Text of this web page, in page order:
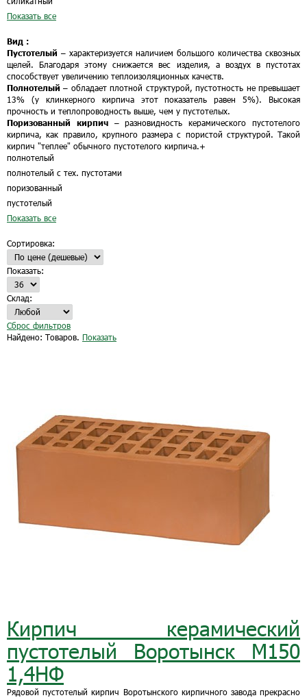
Показать все
Вид :
Пустотелый – характеризуется наличием большого количества сквозных
щелей. Благодаря этому снижается вес изделия, а воздух в пустотах
способствует увеличению теплоизоляционных качеств.
Полнотелый – обладает плотной структурой, пустотность не превышает
13% (у клинкерного кирпича этот показатель равен 5%). Высокая
прочность и теплопроводность выше, чем у пустотелых.
Поризованный кирпич– разновидность керамического пустотелого
кирпича, как правило, крупного размера с пористой структурой. Такой
кирпич "теплее" обычного пустотелого кирпича.+
полнотелый
полнотелый с тех. пустотами
поризованный
пустотелый
Показать все
Сортировка:
Показать:
Склад:
Сброс фильтров
Найдено: Товаров. Показать
Кирпич керамический
пустотелый Воротынск М150
1,4НФ
Рядовой пустотелый кирпич Воротынского кирпичного завода прекрасно